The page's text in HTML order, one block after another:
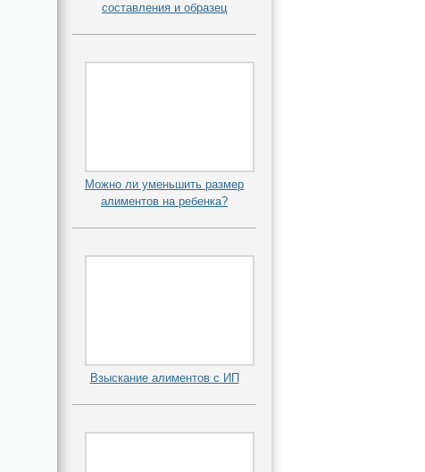
составления и образец
Можно ли уменьшить размер
алиментов на ребенка?
Взыскание алиментов с ИП